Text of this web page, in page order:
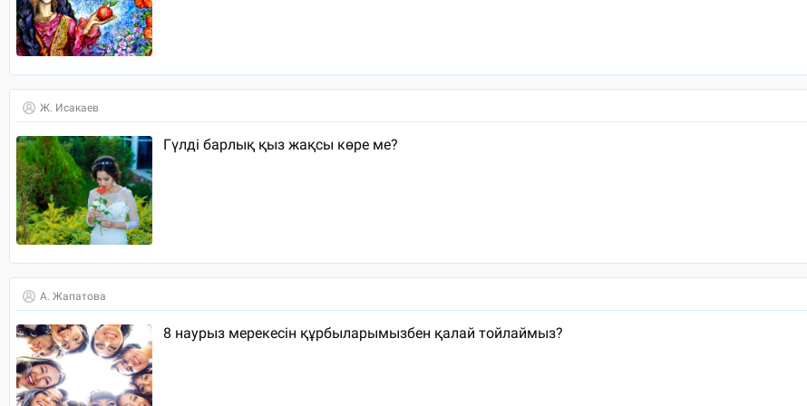
Ж. Исакаев
Гүлді барлық қыз жақсы көре ме?
А. Жапатова
8 наурыз мерекесін құрбыларымызбен қалай тойлаймыз?